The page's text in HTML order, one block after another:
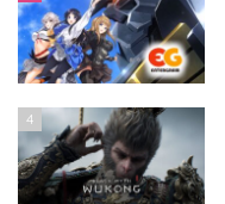
4